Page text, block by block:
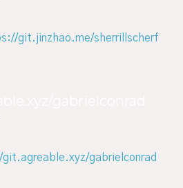
git.jinzhao.me/sherrillscherf
gabrielconrad